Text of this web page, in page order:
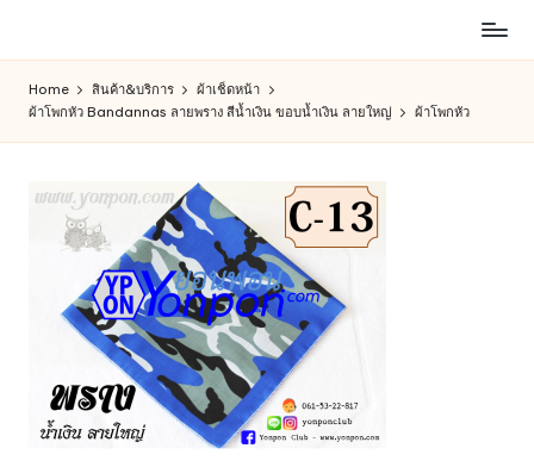
content
สินค้า
Home สินค้า&บริการ
ผ้าเช็ดหน้า
ผ้าโพกหัว Bandannas ลายพราง สีน้ำเงิน ขอบน้ำเงิน ลายใหญ่
ผ้าโพกหัว